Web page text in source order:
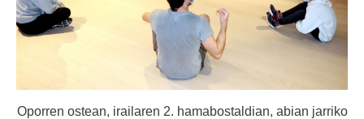
Oporren ostean, irailaren 2. hamabostaldian, abian jarriko